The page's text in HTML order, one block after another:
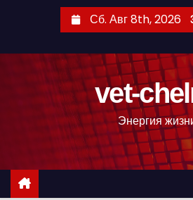
с
Сб. Авг 8th, 2026
vet-
Энергия